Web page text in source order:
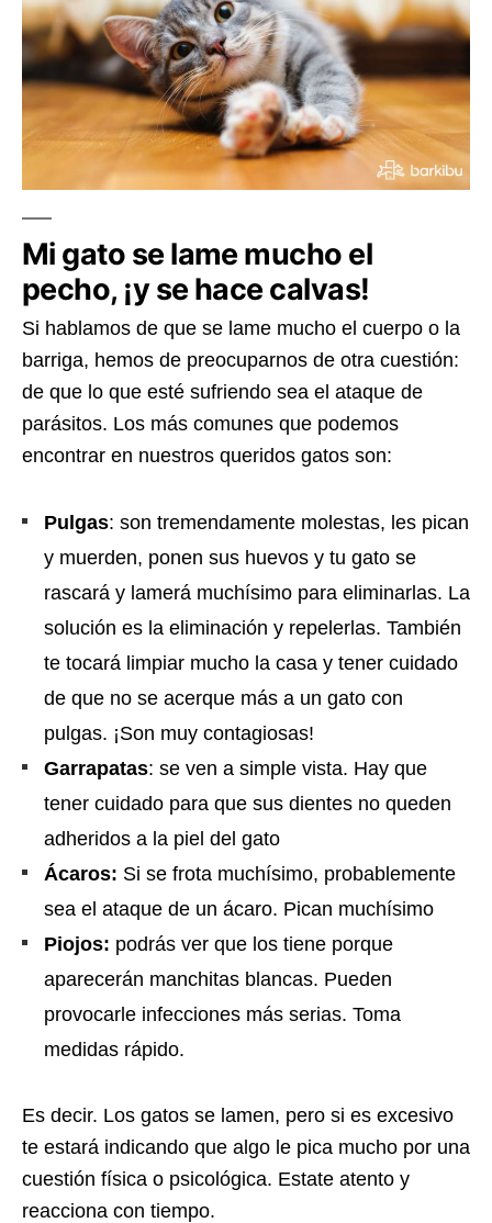
Mi gato se lame mucho el
pecho, ¡y se hace calvas!
Si hablamos de que se lame mucho el cuerpo o la
barriga, hemos de preocuparnos de otra cuestión:
de que lo que esté sufriendo sea el ataque de
parásitos. Los más comunes que podemos
encontrar en nuestros queridos gatos son:
Pulgas: son tremendamente molestas, les pican
y muerden, ponen sus huevos y tu gato se
rascará y lamerá muchísimo para eliminarlas. La
solución es la eliminación y repelerlas. También
te tocará limpiar mucho la casa y tener cuidado
de que no se acerque más a un gato con
pulgas. ¡Son muy contagiosas!
Garrapatas: se ven a simple vista. Hay que
tener cuidado para que sus dientes no queden
adheridos a la piel del gato
Ácaros: Si se frota muchísimo, probablemente
sea el ataque de un ácaro. Pican muchísimo
Piojos: podrás ver que los tiene porque
aparecerán manchitas blancas. Pueden
provocarle infecciones más serias. Toma
medidas rápido.
Es decir. Los gatos se lamen, pero si es excesivo
te estará indicando que algo le pica mucho por una
cuestión física o psicológica. Estate atento y
reacciona con tiempo.